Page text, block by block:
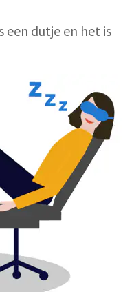
een dutje en het is